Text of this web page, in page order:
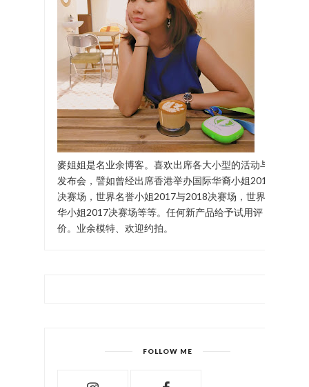
麥姐姐是名业余博客。喜欢出席各大小型的活动与
发布会，譬如曾经出席香港举办国际华裔小姐2017
决赛场，世界名誉小姐2017与2018决赛场，世界中
华小姐2017决赛场等等。任何新产品给予试用评
价。业余模特、欢迎约拍。
FOLLOW ME